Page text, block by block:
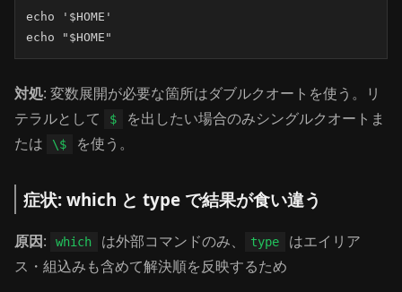
echo '$HOME'
echo "$HOME"
対処: 変数展開が必要な箇所はダブルクオートを使う。リ
テラルとして
$
を出したい場合のみシングルクオートま
たは
\$ を使う。
症状: which と type で結果が食い違う
原因: which は外部コマンドのみ、 type
はエイリア
ス・組込みも含めて解決順を反映するため